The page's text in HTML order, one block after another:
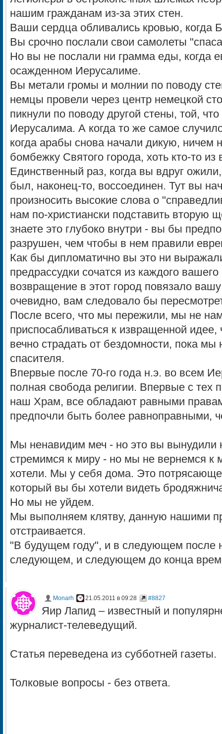
нашим гражданам из-за этих стен.
Ваши сердца обливались кровью, когда
Вы срочно послали свои самолеты
Но вы не послали ни грамма еды, когда
осажденном Иерусалиме.
Вы метали громы и молнии по поводу
немцы провели через центр немецкой
пикнули по поводу другой стены, той,
Иерусалима. А когда то же самое
когда арабы снова начали дикую, ничем
бомбежку Святого города, хоть кто-то из
Единственный раз, когда вы вдруг
был, наконец-то, воссоединен. Тут вы
произносить высокие слова о
нам по-христиански подставить вторую
знаете это глубоко внутри - вы бы
разрушен, чем чтобы в нем правили
Как бы дипломатично вы это ни
предрассудки сочатся из каждого
возвращение в этот город повязало
очевидно, вам следовало бы
После всего, что мы пережили, мы не
приспосабливаться к извращенной идее,
вечно страдать от бездомности, пока
спасителя.
Впервые после 70-го года н.э. во всем
полная свобода религии. Впервые с тех
наш Храм, все обладают равными
предпочли быть более равноправными,
Мы ненавидим меч - но это вы вынудили
стремимся к миру - но мы не вернемся к
хотели. Мы у себя дома. Это
который вы бы хотели видеть
Но мы не уйдем.
Мы выполняем клятву, данную нашими
отстраивается.
"В будущем году", и в следующем после
следующем, и следующем до конца
Monarh 21.05.2011 в 09:28 #8827
Яир Лапид – известный и
журналист-телеведущий.
Статья переведена из субботней газеты.
Толковые вопросы - без ответа.